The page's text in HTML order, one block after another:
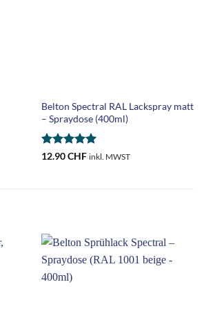
Belton Spectral RAL Lackspray matt
– Spraydose (400ml)
Bewertet
12.90CHF inkl. MWST